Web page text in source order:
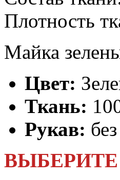
Плотность
Майка
Цвет:
Ткань:
Рукав:
ВЫБЕРИТЕ